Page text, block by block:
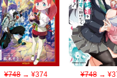
¥748→ ¥374 ¥748→